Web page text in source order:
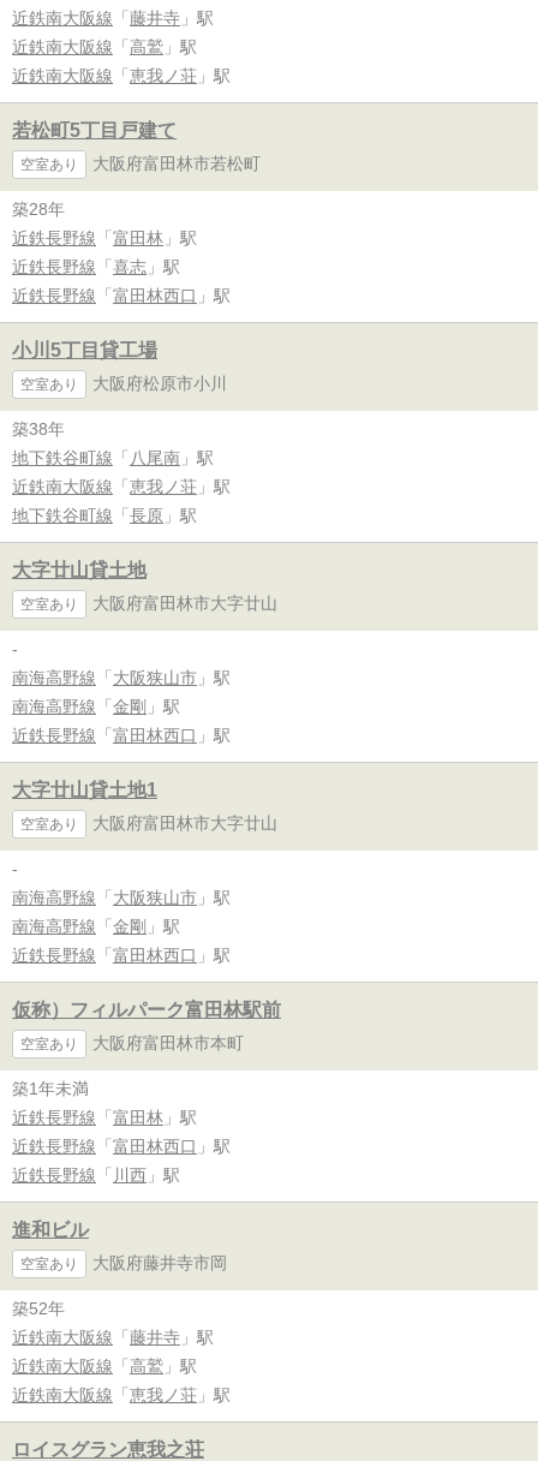
近鉄南大阪線 「 藤井寺 」駅
近鉄南大阪線 「 高鷲 」駅
近鉄南大阪線 「 恵我ノ荘 」駅
若松町5丁目戸建て
空室あり 大阪府富田林市若松町
築28年
近鉄長野線 「 富田林 」駅
近鉄長野線 「 喜志 」駅
近鉄長野線 「 富田林西口 」駅
小川5丁目貸工場
空室あり 大阪府松原市小川
築38年
地下鉄谷町線 「 八尾南 」駅
近鉄南大阪線 「 恵我ノ荘 」駅
地下鉄谷町線 「 長原 」駅
大字廿山貸土地
空室あり 大阪府富田林市大字廿山
-
南海高野線 「 大阪狭山市 」駅
南海高野線 「 金剛 」駅
近鉄長野線 「 富田林西口 」駅
大字廿山貸土地1
空室あり 大阪府富田林市大字廿山
-
南海高野線 「 大阪狭山市 」駅
南海高野線 「 金剛 」駅
近鉄長野線 「 富田林西口 」駅
仮称）フィルパーク富田林駅前
空室あり 大阪府富田林市本町
築1年未満
近鉄長野線 「 富田林 」駅
近鉄長野線 「 富田林西口 」駅
近鉄長野線 「 川西 」駅
進和ビル
空室あり 大阪府藤井寺市岡
築52年
近鉄南大阪線 「 藤井寺 」駅
近鉄南大阪線 「 高鷲 」駅
近鉄南大阪線 「 恵我ノ荘 」駅
ロイスグラン恵我之荘